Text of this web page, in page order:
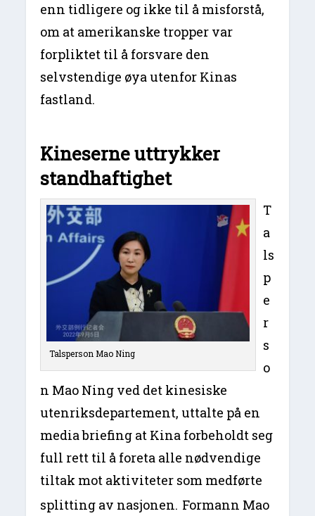
enn tidligere og ikke til å misforstå,
om at amerikanske tropper var
forpliktet til å forsvare den
selvstendige øya utenfor Kinas
fastland.
Kineserne uttrykker
standhaftighet
Talsperson Mao Ning
T
a
ls
p
e
r
s
o
n Mao Ning ved det kinesiske
utenriksdepartement, uttalte på en
media briefing at Kina forbeholdt seg
full rett til å foreta alle nødvendige
tiltak mot aktiviteter som medførte
splitting av nasjonen. Formann Mao